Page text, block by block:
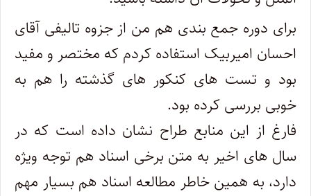
برای دوره جمع بندی هم من از جزوه تالیفی آقای
احسان امیربیک استفاده کردم که مختصر و مفید
بود و تست های کنکور های گذشته را هم به
خوبی بررسی کرده بود.
فارغ از این منابع طراح نشان داده است که در
سال های اخیر به متن برخی اسناد هم توجه ویژه
دارد، به همین خاطر مطالعه اسناد هم بسیار مهم